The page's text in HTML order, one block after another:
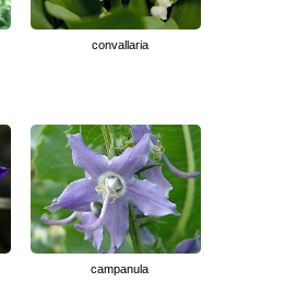
convallaria
campanula